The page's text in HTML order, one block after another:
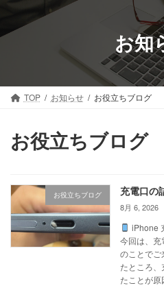
テ
ゲ
お知
TOP お知らせ お役立ちブログ
お役立ちブログ
お役立ちブログ 充電口の
8月 6, 2026
iPhone
今回は、充
のことでご
たところ
たことが